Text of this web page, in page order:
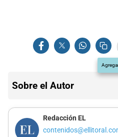
Sobre el Autor
Redacción EL